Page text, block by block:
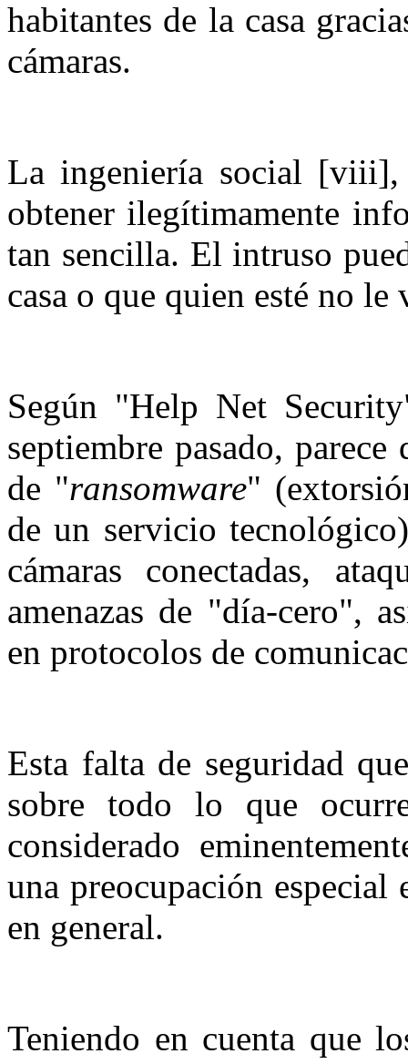
habitantes de la casa
cámaras.
La ingeniería social [viii],
obtener ilegítimamente
tan sencilla. El intruso
casa o que quien esté no
Según "Help Net
septiembre pasado,
de "ransomware"
de un servicio
cámaras conectadas,
amenazas de "día-cero",
en protocolos de
Esta falta de seguridad
sobre todo lo que
considerado
una preocupación
en general.
Teniendo en cuenta que